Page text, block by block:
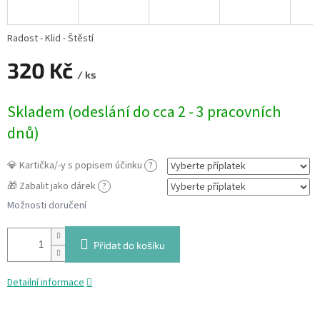
320 Kč / ks
cena:
Skladem (odeslání do cca 2 - 3 pracovních
dnů)
💎 Kartička/-y s popisem účinku ?
🎁 Zabalit jako dárek ?
Možnosti doručení
Přidat do košíku
Radost - Klid - Štěstí
Detailní informace